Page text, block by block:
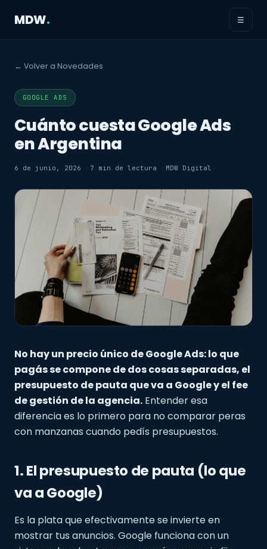
MDW. ☰
← Volver a Novedades
GOOGLE ADS
Cuánto cuesta Google Ads
en Argentina
6 de junio, 2026 7 min de lectura MDW Digital
No hay un precio único de Google Ads: lo que
pagás se compone de dos cosas separadas, el
presupuesto de pauta que va a Google y el fee
de gestión de la agencia. Entender esa
diferencia es lo primero para no comparar peras
con manzanas cuando pedís presupuestos.
1. El presupuesto de pauta (lo que
va a Google)
Es la plata que efectivamente se invierte en
mostrar tus anuncios. Google funciona con un